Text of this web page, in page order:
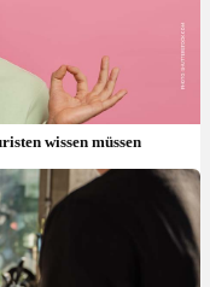
wissen müssen